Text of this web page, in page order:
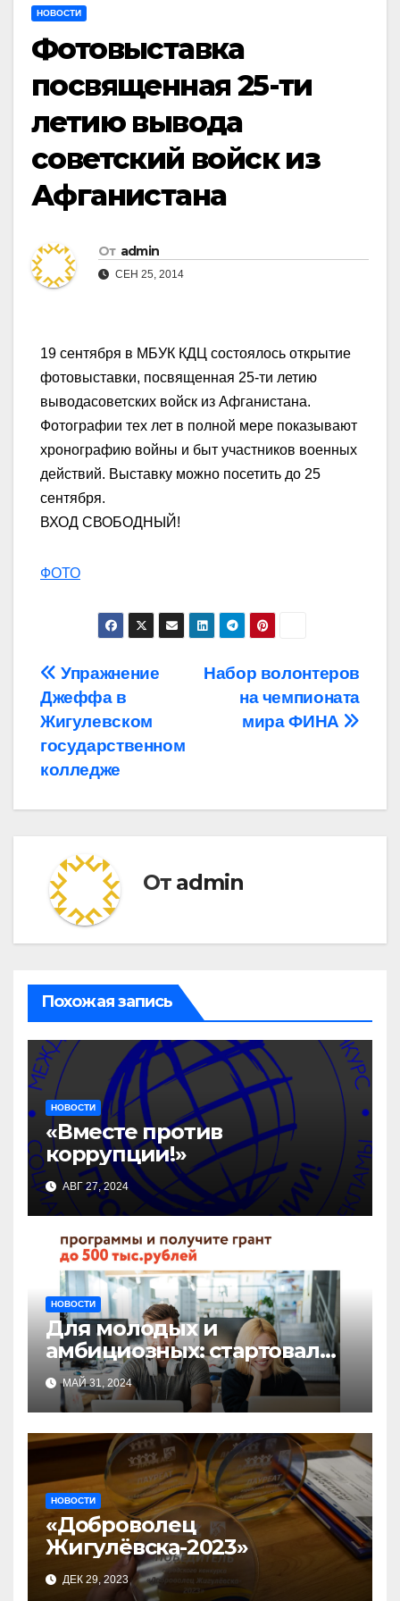
НОВОСТИ
Фотовыставка
посвященная 25-ти
летию вывода
советский войск из
Афганистана
От admin
СЕН 25, 2014
19 сентября в МБУК КДЦ состоялось открытие
фотовыставки, посвященная 25-ти летию
выводасоветских войск из Афганистана.
Фотографии тех лет в полной мере показывают
хронографию войны и быт участников военных
действий. Выставку можно посетить до 25
сентября.
ВХОД СВОБОДНЫЙ!
ФОТО
Навигация
по
записям
Набор волонтеров
на чемпионата
мира ФИНА
Упражнение
Джеффа в
Жигулевском
государственном
колледже
От admin
Похожая запись
НОВОСТИ
«Вместе против
коррупции!»
АВГ 27, 2024
НОВОСТИ
Для молодых и
амбициозных: стартовал
прием заявок на участие в
бизнес-акселераторе «Ты
предприниматель»
МАЙ 31, 2024
НОВОСТИ
«Доброволец
Жигулёвска-2023»
ДЕК 29, 2023